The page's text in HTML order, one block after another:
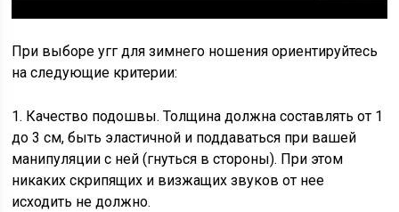
При выборе угг для зимнего ношения ориентируйтесь
на следующие критерии:
1. Качество подошвы. Толщина должна составлять от 1
до 3 см, быть эластичной и поддаваться при вашей
манипуляции с ней (гнуться в стороны). При этом
никаких скрипящих и визжащих звуков от нее
исходить не должно.